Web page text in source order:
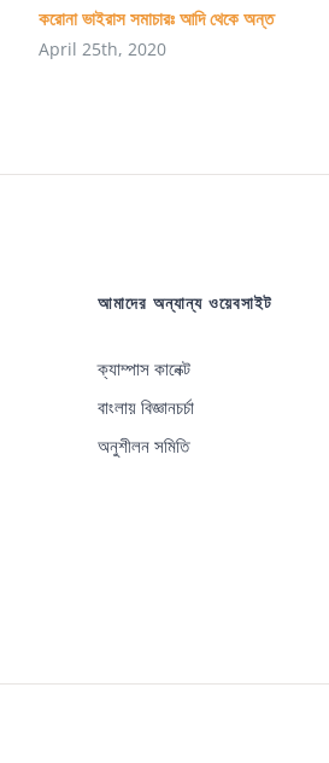
করোনা ভাইরাস সমাচারঃ আদি থেকে অন্ত
April 25th, 2020
আমাদের অন্যান্য ওয়েবসাইট
ক্যাম্পাস কানেক্ট
বাংলায় বিজ্ঞানচর্চা
অনুশীলন সমিতি